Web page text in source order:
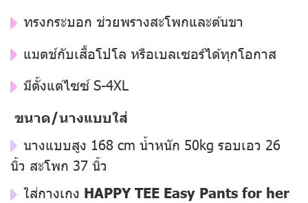
ทรงกระบอก ช่วยพรางสะโพกและต้นขา
แมตช์กับเสื้อโปโล หรือเบลเซอร์ได้ทุกโอกาส
มีตั้งแต่ไซซ์ S-4XL
ขนาด/นางแบบใส่
นางแบบสูง 168 cm น้ำหนัก 50kg รอบเอว 26
นิ้ว สะโพก 37 นิ้ว
ใส่กางเกง HAPPY TEE Easy Pants for her